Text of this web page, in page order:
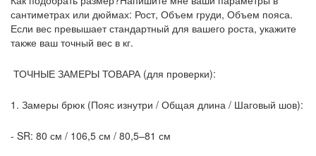
сантиметрах или дюймах: Рост, Объем груди, Объем пояса.
Если вес превышает стандартный для вашего роста, укажите
также ваш точный вес в кг.
ТОЧНЫЕ ЗАМЕРЫ ТОВАРА (для проверки):
1. Замеры брюк (Пояс изнутри / Общая длина / Шаговый шов):
- SR: 80 см / 106,5 см / 80,5–81 см